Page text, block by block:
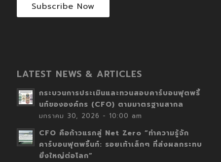
Subscribe Now
LATEST NEWS & ARTICLES
กระบวนการประเมินและทวนสอบคาร์บอนฟุตพริ้
นท์ขององค์กร (CFO) ตามมาตรฐานสากล
มกราคม 30, 2026 - 10:00 am
CFO คือก้าวแรกสู่ Net Zero “ทำความรู้จัก
คาร์บอนฟุตพริ้นท์: รอยเท้าเล็กๆ ที่ส่งผลกระทบ
ยิ่งใหญ่ต่อโลก”